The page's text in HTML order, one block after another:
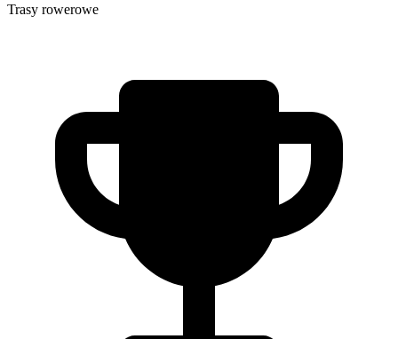
Trasy rowerowe